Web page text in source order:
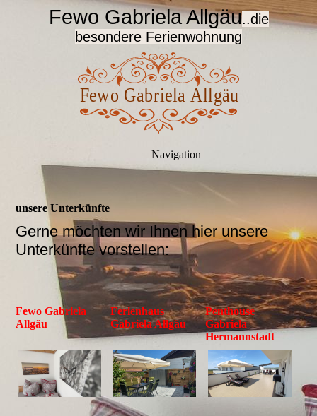
Fewo Gabriela Allgäu..die
besondere Ferienwohnung
Navigation
unsere Unterkünfte
Gerne möchten wir Ihnen hier unsere
Unterkünfte vorstellen:
Fewo Gabriela
Allgäu
Ferienhaus
Gabriela Allgäu
Penthouse
Gabriela
Hermannstadt